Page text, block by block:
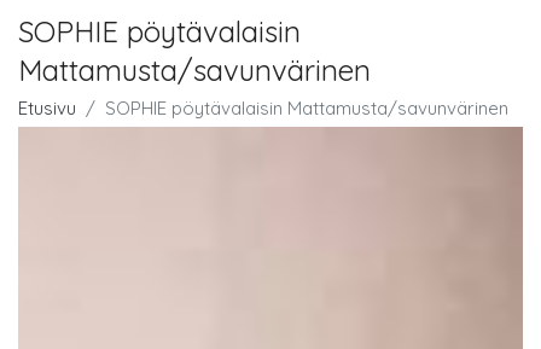
SOPHIE pöytävalaisin
Mattamusta/savunvärinen
Etusivu SOPHIE pöytävalaisin Mattamusta/savunvärinen